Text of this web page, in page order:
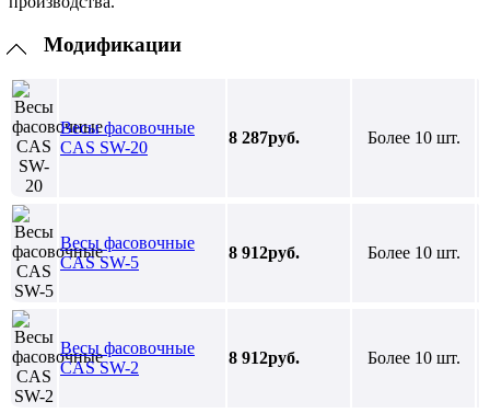
Модификации
Весы фасовочные
CAS SW-20
8 287руб. Более 10 шт.
Весы фасовочные
CAS SW-5
8 912руб. Более 10 шт.
Весы фасовочные
CAS SW-2
8 912руб. Более 10 шт.